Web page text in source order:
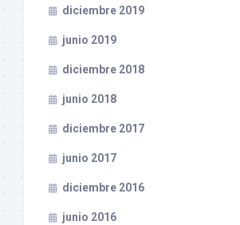
diciembre 2019
junio 2019
diciembre 2018
junio 2018
diciembre 2017
junio 2017
diciembre 2016
junio 2016